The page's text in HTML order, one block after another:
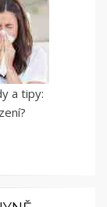
a tipy: